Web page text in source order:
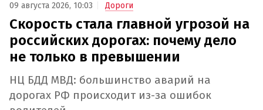
09 августа 2026, 10:03 Дороги
Скорость стала главной угрозой на
российских дорогах: почему дело
не только в превышении
НЦ БДД МВД: большинство аварий на
дорогах РФ происходит из-за ошибок